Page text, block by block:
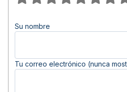
Su nombre
Tu correo electrónico (nunca